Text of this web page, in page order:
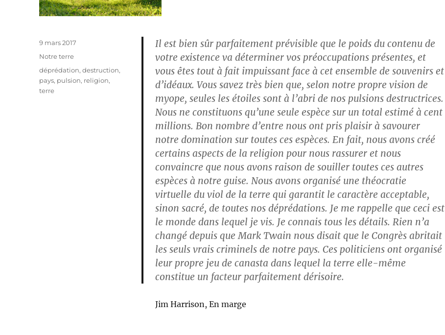
Il est bien sûr parfaitement prévisible que le poids du contenu de
votre existence va déterminer vos préoccupations présentes, et
vous êtes tout à fait impuissant face à cet ensemble de souvenirs et
d’idéaux. Vous savez très bien que, selon notre propre vision de
myope, seules les étoiles sont à l’abri de nos pulsions destructrices.
Nous ne constituons qu’une seule espèce sur un total estimé à cent
millions. Bon nombre d’entre nous ont pris plaisir à savourer
notre domination sur toutes ces espèces. En fait, nous avons créé
certains aspects de la religion pour nous rassurer et nous
convaincre que nous avons raison de souiller toutes ces autres
espèces à notre guise. Nous avons organisé une théocratie
virtuelle du viol de la terre qui garantit le caractère acceptable,
sinon sacré, de toutes nos déprédations. Je me rappelle que ceci est
le monde dans lequel je vis. Je connais tous les détails. Rien n’a
changé depuis que Mark Twain nous disait que le Congrès abritait
les seuls vrais criminels de notre pays. Ces politiciens ont organisé
leur propre jeu de canasta dans lequel la terre elle-même
constitue un facteur parfaitement dérisoire.
Jim Harrison, En marge
Publié
9 mars 2017
Catégories
Notre terre
Étiquettes
déprédation,destruction,
pays, pulsion, religion,
terre